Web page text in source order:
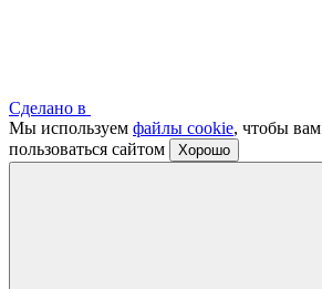
Сделано в
Мы используем файлы cookie, чтобы
пользоваться сайтом
Хорошо